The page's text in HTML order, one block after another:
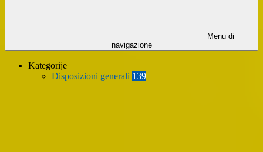
Menu di
navigazione
Kategorije
Disposizioni generali 139